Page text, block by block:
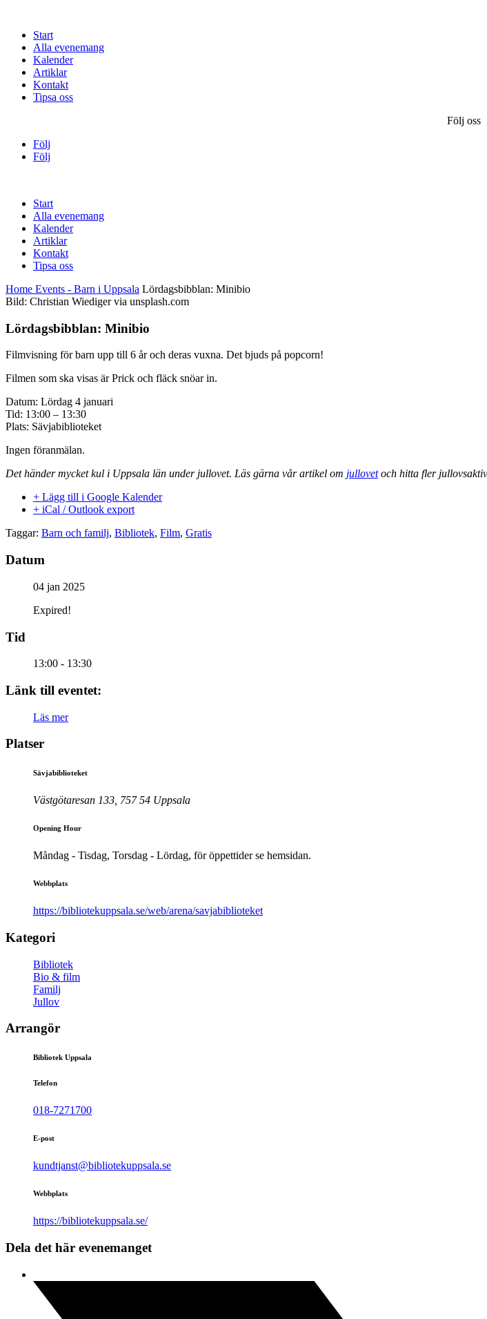
Start
Alla evenemang
Kalender
Artiklar
Kontakt
Tipsa oss
Följ oss
Följ
Följ
Start
Alla evenemang
Kalender
Artiklar
Kontakt
Tipsa oss
Home Events - Barn i Uppsala Lördagsbibblan: Minibio
Bild: Christian Wiediger via unsplash.com
Lördagsbibblan: Minibio
Filmvisning för barn upp till 6 år och deras vuxna. Det bjuds på popcorn!
Filmen som ska visas är Prick och fläck snöar in.
Datum: Lördag 4 januari
Tid: 13:00 – 13:30
Plats: Sävjabiblioteket
Ingen föranmälan.
Det händer mycket kul i Uppsala län under jullovet. Läs gärna vår artikel om jullovetoch hitta fler
+ Lägg till i Google Kalender
+ iCal / Outlook export
Taggar: Barn och familj, Bibliotek, Film, Gratis
Datum
04 jan 2025
Expired!
Tid
13:00 - 13:30
Länk till eventet:
Läs mer
Platser
Sävjabiblioteket
Västgötaresan 133, 757 54 Uppsala
Opening Hour
Måndag - Tisdag, Torsdag - Lördag, för öppettider se hemsidan.
Webbplats
https://bibliotekuppsala.se/web/arena/savjabiblioteket
Kategori
Bibliotek
Bio & film
Familj
Jullov
Arrangör
Bibliotek Uppsala
Telefon
018-7271700
E-post
kundtjanst@bibliotekuppsala.se
Webbplats
https://bibliotekuppsala.se/
Dela det här evenemanget